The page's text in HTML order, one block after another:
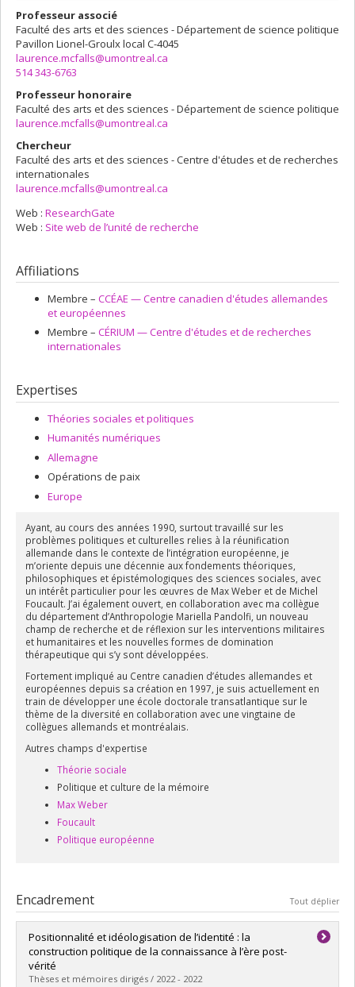
Professeur associé
Faculté des arts et des sciences - Département de science politique
Pavillon Lionel-Groulxlocal C-4045
laurence.mcfalls@umontreal.ca
514 343-6763
Professeur honoraire
Faculté des arts et des sciences - Département de science politique
laurence.mcfalls@umontreal.ca
Chercheur
Faculté des arts et des sciences - Centre d'études et de recherches
internationales
laurence.mcfalls@umontreal.ca
Web : ResearchGate
Web : Site web de l’unité de recherche
Affiliations
Membre – CCÉAE — Centre canadien d'études allemandes
et européennes
Membre – CÉRIUM — Centre d'études et de recherches
internationales
Expertises
Théories sociales et politiques
Humanités numériques
Allemagne
Opérations de paix
Europe
Ayant, au cours des années 1990, surtout travaillé sur les
problèmes politiques et culturelles relies à la réunification
allemande dans le contexte de l’intégration européenne, je
m’oriente depuis une décennie aux fondements théoriques,
philosophiques et épistémologiques des sciences sociales, avec
un intérêt particulier pour les œuvres de Max Weber et de Michel
Foucault. J’ai également ouvert, en collaboration avec ma collègue
du département d’Anthropologie Mariella Pandolfi, un nouveau
champ de recherche et de réflexion sur les interventions militaires
et humanitaires et les nouvelles formes de domination
thérapeutique qui s’y sont développées.
Fortement impliqué au Centre canadien d’études allemandes et
européennes depuis sa création en 1997, je suis actuellement en
train de développer une école doctorale transatlantique sur le
thème de la diversité en collaboration avec une vingtaine de
collègues allemands et montréalais.
Autres champs d'expertise
Théorie sociale
Politique et culture de la mémoire
Max Weber
Foucault
Politique européenne
Encadrement Tout déplier
Positionnalité et idéologisation de l’identité : la
construction politique de la connaissance à l’ère post-
vérité
Thèses et mémoires dirigés / 2022 - 2022